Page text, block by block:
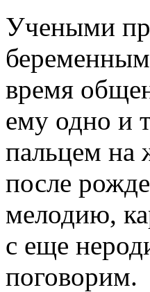
Учеными
время
ему одно и
пальцем на
после
мелодию,
с еще
поговорим.